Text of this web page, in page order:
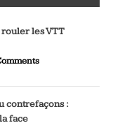
les VTT
contrefaçons :
face